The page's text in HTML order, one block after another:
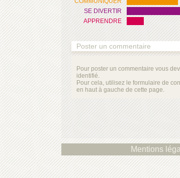
SE DIVERTIR
APPRENDRE
Poster un commentaire
Pour poster un commentaire vous
identifié.
Pour cela, utilisez le formulaire de
en haut à gauche de cette page.
Mentions